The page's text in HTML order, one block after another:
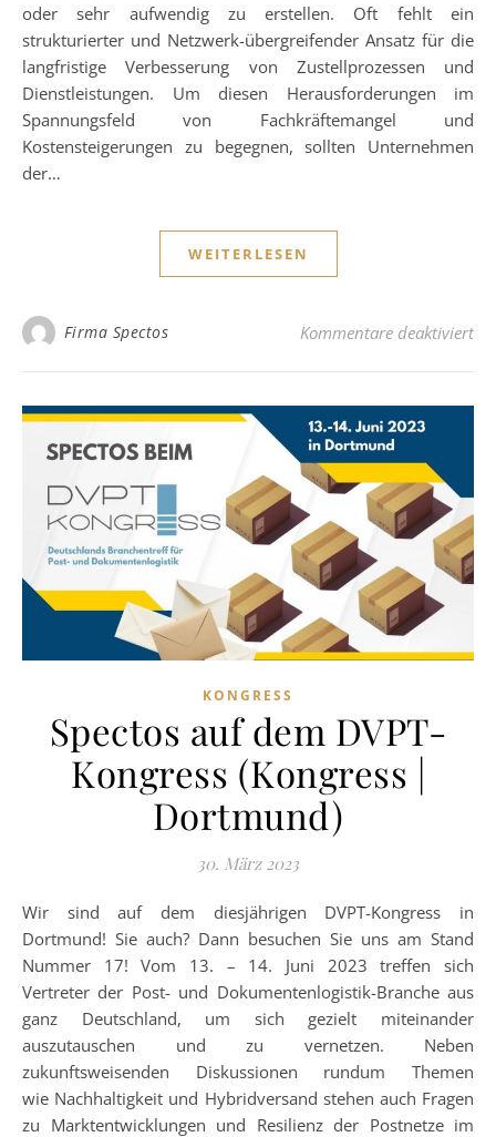
oder sehr aufwendig zu erstellen. Oft fehlt ein
strukturierter und Netzwerk-übergreifender Ansatz für die
langfristige Verbesserung von Zustellprozessen und
Dienstleistungen. Um diesen Herausforderungen im
Spannungsfeld von Fachkräftemangel und
Kostensteigerungen zu begegnen, sollten Unternehmen
der…
WEITERLESEN
Firma Spectos Kommentare deaktiviert
KONGRESS
Spectos auf dem DVPT-
Kongress (Kongress |
Dortmund)
30. März 2023
Wir sind auf dem diesjährigen DVPT-Kongress in
Dortmund! Sie auch? Dann besuchen Sie uns am Stand
Nummer 17! Vom 13. – 14. Juni 2023 treffen sich
Vertreter der Post- und Dokumentenlogistik-Branche aus
ganz Deutschland, um sich gezielt miteinander
auszutauschen und zu vernetzen. Neben
zukunftsweisenden Diskussionen rundum Themen
wie Nachhaltigkeit und Hybridversand stehen auch Fragen
zu Marktentwicklungen und Resilienz der Postnetze im